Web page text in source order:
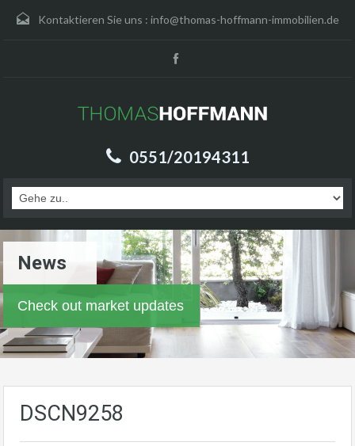
Kontaktieren Sie uns : info@thomas-hoffmann-immobilien.de
0551/20194311
News
Check out market updates
DSCN9258